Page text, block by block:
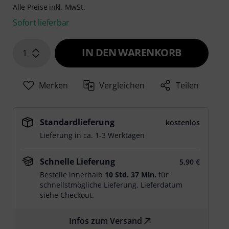
Alle Preise inkl. MwSt.
Sofort lieferbar
1 IN DEN WARENKORB
Merken Vergleichen Teilen
Standardlieferung
kostenlos
Lieferung in ca. 1-3 Werktagen
Schnelle Lieferung
5,90 €
Bestelle innerhalb 10 Std. 37 Min. für
schnellstmögliche Lieferung. Lieferdatum
siehe Checkout.
Infos zum Versand